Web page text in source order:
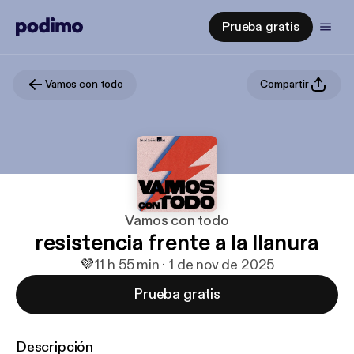
Prueba gratis
Vamos con todo Compartir
Vamos con todo
resistencia frente a la llanura
💜11 h 55 min · 1 de nov de 2025
Prueba gratis
Descripción